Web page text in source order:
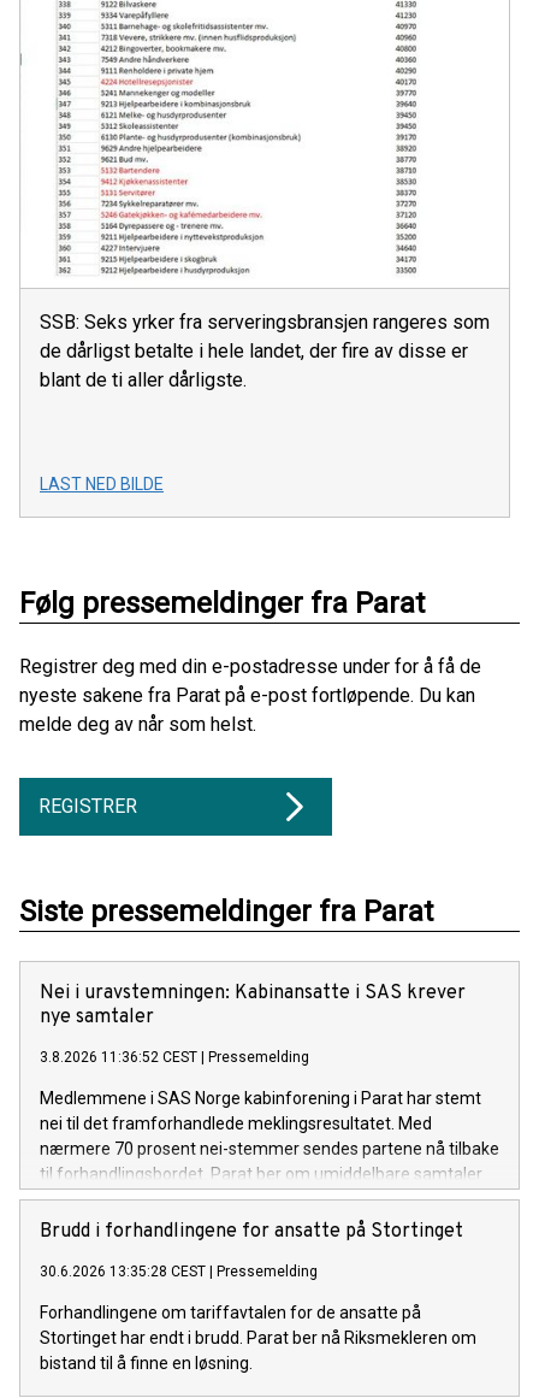
SSB: Seks yrker fra serveringsbransjen rangeres som
de dårligst betalte i hele landet, der fire av disse er
blant de ti aller dårligste.
LAST NED BILDE
Følg pressemeldinger fra Parat
Registrer deg med din e-postadresse under for å få de
nyeste sakene fra Parat på e-post fortløpende. Du kan
melde deg av når som helst.
REGISTRER
Siste pressemeldinger fra Parat
Nei i uravstemningen: Kabinansatte i SAS krever
nye samtaler
3.8.2026 11:36:52 CEST Pressemelding
Medlemmene i SAS Norge kabinforening i Parat har stemt
nei til det framforhandlede meklingsresultatet. Med
nærmere 70 prosent nei-stemmer sendes partene nå tilbake
til forhandlingsbordet. Parat ber om umiddelbare samtaler
med SAS og NHO Luftfart for å unngå streik.
Brudd i forhandlingene for ansatte på Stortinget
30.6.2026 13:35:28 CEST Pressemelding
Forhandlingene om tariffavtalen for de ansatte på
Stortinget har endt i brudd. Parat ber nå Riksmekleren om
bistand til å finne en løsning.